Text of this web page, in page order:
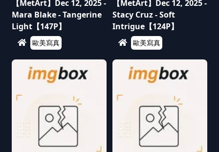
【MetArt】Dec 12, 2025 -
Mara Blake - Tangerine
Light【147P】
歐美寫真
【MetArt】Dec 12, 2025 -
Stacy Cruz - Soft
Intrigue【124P】
歐美寫真